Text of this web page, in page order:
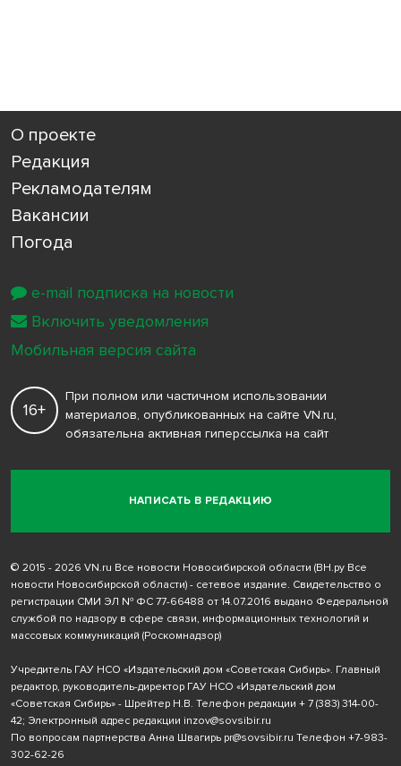
О проекте
Редакция
Рекламодателям
Вакансии
Погода
НАПИСАТЬ В РЕДАКЦИЮ
16+
При полном или частичном использовании
материалов, опубликованных на сайте VN.ru,
обязательна активная гиперссылка на сайт
© 2015 - 2026 VN.ru Все новости Новосибирской области (ВН.ру Все
новости Новосибирской области) - сетевое издание. Свидетельство о
регистрации СМИ ЭЛ № ФС 77-66488 от 14.07.2016 выдано Федеральной
службой по надзору в сфере связи, информационных технологий и
массовых коммуникаций (Роскомнадзор)
Учредитель ГАУ НСО «Издательский дом «Советская Сибирь». Главный
редактор, руководитель-директор ГАУ НСО «Издательский дом
«Советская Сибирь» - Шрейтер Н.В. Телефон редакции + 7 (383) 314-00-
42; Электронный адрес редакции inzov@sovsibir.ru
По вопросам партнерства Анна Швагирь pr@sovsibir.ru Телефон +7-983-
302-62-26
e-mail подписка на новости
Включить уведомления
Мобильная версия сайта